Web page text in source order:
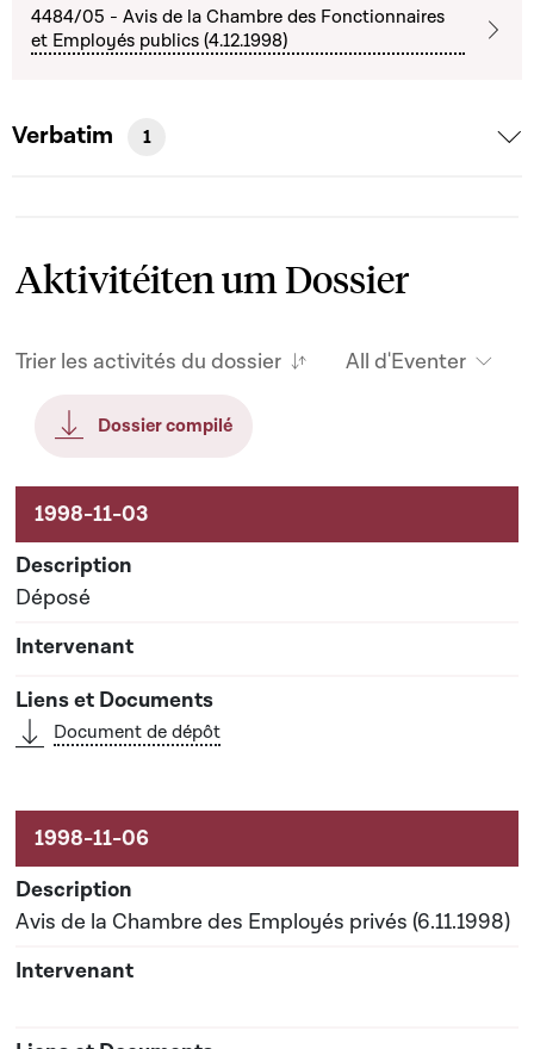
4484/05 - Avis de la Chambre des Fonctionnaires
et Employés publics (4.12.1998)
Verbatim 1
Aktivitéiten um Dossier
Trier les activités du dossier All d'Eventer
Dossier compilé
Aktivitéiten um Dossier
Déposé
Document de dépôt
Avis de la Chambre des Employés privés (6.11.1998)